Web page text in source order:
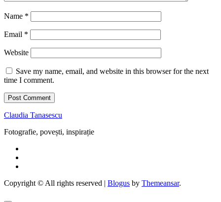
Name *
Email *
Website
Save my name, email, and website in this browser for the next
time I comment.
Claudia Tanasescu
Fotografie, povești, inspirație
Copyright © All rights reserved | Blogus by Themeansar.